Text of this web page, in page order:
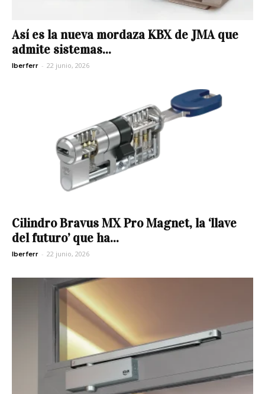
Así es la nueva mordaza KBX de JMA que
admite sistemas...
Iberferr - 22 junio, 2026
Cilindro Bravus MX Pro Magnet, la ‘llave
del futuro’ que ha...
Iberferr - 22 junio, 2026